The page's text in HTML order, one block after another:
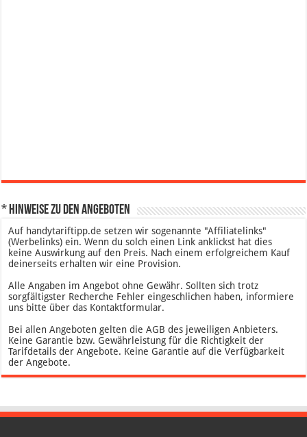
* Hinweise zu den Angeboten
Auf handytariftipp.de setzen wir sogenannte "Affiliatelinks"
(Werbelinks) ein. Wenn du solch einen Link anklickst hat dies
keine Auswirkung auf den Preis. Nach einem erfolgreichem Kauf
deinerseits erhalten wir eine Provision.
Alle Angaben im Angebot ohne Gewähr. Sollten sich trotz
sorgfältigster Recherche Fehler eingeschlichen haben, informiere
uns bitte über das Kontaktformular.
Bei allen Angeboten gelten die AGB des jeweiligen Anbieters.
Keine Garantie bzw. Gewährleistung für die Richtigkeit der
Tarifdetails der Angebote. Keine Garantie auf die Verfügbarkeit
der Angebote.